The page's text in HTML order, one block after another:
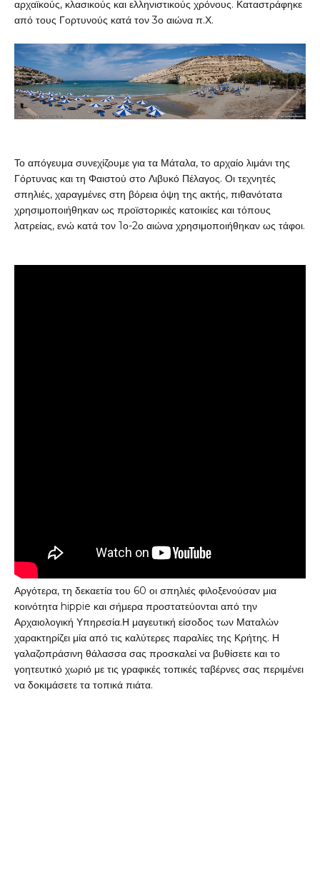
αρχαϊκούς, κλασικούς και ελληνιστικούς χρόνους. Καταστράφηκε
από τους Γορτυνούς κατά τον 3ο αιώνα π.Χ.
Το απόγευμα συνεχίζουμε για τα Μάταλα, το αρχαίο λιμάνι της
Γόρτυνας και τη Φαιστού στο Λιβυκό Πέλαγος. Οι τεχνητές
σπηλιές, χαραγμένες στη βόρεια όψη της ακτής, πιθανότατα
χρησιμοποιήθηκαν ως προϊστορικές κατοικίες και τόπους
λατρείας, ενώ κατά τον 1ο-2ο αιώνα χρησιμοποιήθηκαν ως τάφοι.
Αργότερα, τη δεκαετία του 60 οι σπηλιές φιλοξενούσαν μια
κοινότητα hippie και σήμερα προστατεύονται από την
Αρχαιολογική Υπηρεσία.Η μαγευτική είσοδος των Ματαλών
χαρακτηρίζει μία από τις καλύτερες παραλίες της Κρήτης. Η
γαλαζοπράσινη θάλασσα σας προσκαλεί να βυθίσετε και το
γοητευτικό χωριό με τις γραφικές τοπικές ταβέρνες σας περιμένει
να δοκιμάσετε τα τοπικά πιάτα.